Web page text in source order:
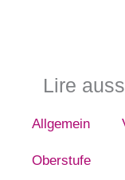
Lire
Allgemein
Oberstufe